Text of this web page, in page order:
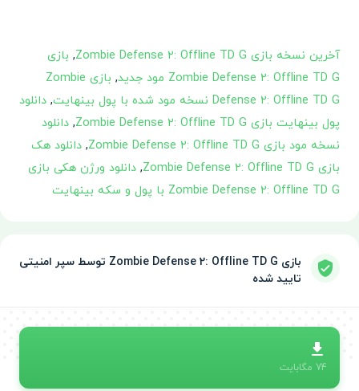
آخرین نسخه بازی Zombie Defense 2: Offline TD G , بازی
Zombie Defense 2: Offline TD G مود جدید
,
بازی Zombie
Defense 2: Offline TD G نسخه مود شده با پول بینهایت
, دانلود
پول بینهایت بازی Zombie Defense 2: Offline TD G
, دانلود
نسخه مود بازی Zombie Defense 2: Offline TD G
, دانلود هک
بازی Zombie Defense 2: Offline TD G
, دانلود ورژن هکی بازی
Zombie Defense 2: Offline TD G با پول و سکه بینهایت
بازی Zombie Defense 2: Offline TD G توسط سپر امنیتی
تایید شده
74 مگابایت